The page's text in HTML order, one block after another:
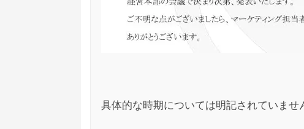
匿名 ジュビリーエースへの投稿
匿名 ジュビリーエースへの投稿
具体的な時期については明記されていませ